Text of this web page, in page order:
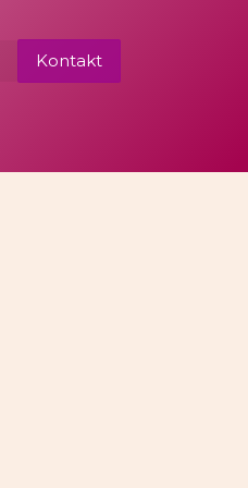
Kontakt